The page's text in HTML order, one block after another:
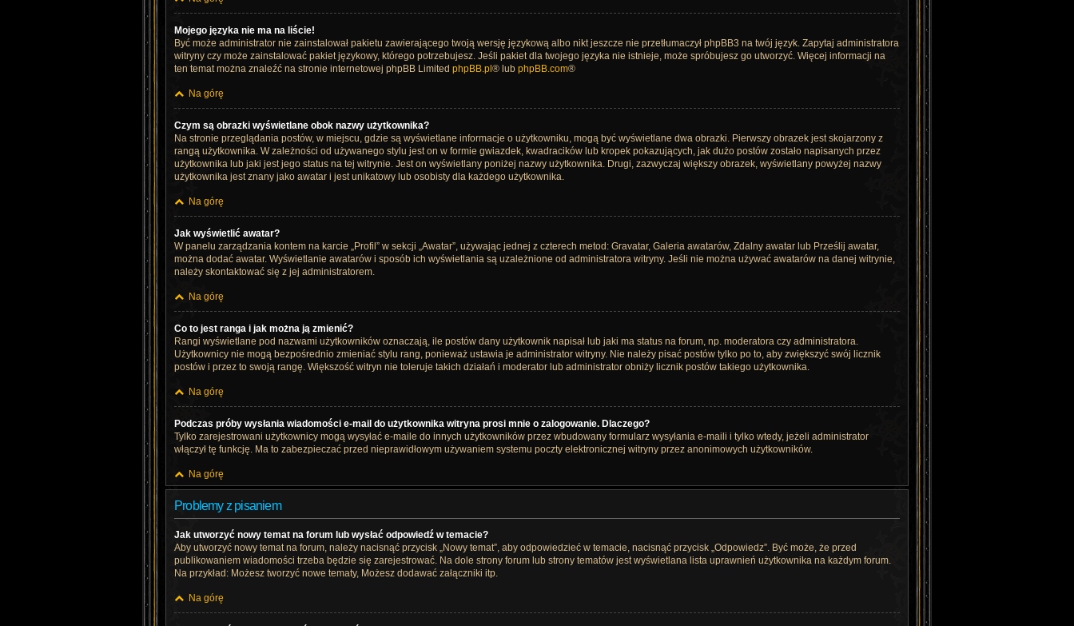
Mojego języka nie ma na liście!
Być może administrator nie zainstalował pakietu zawierającego twoją wersję językową albo nikt jeszcze nie przetłumaczył phpBB3 na twój język. Zapytaj administratora
witryny czy może zainstalować pakiet językowy, którego potrzebujesz. Jeśli pakiet dla twojego języka nie istnieje, może spróbujesz go utworzyć. Więcej informacji na
ten temat można znaleźć na stronie internetowej phpBB Limited phpBB.pl ® lub phpBB.com®
Na górę
Czym są obrazki wyświetlane obok nazwy użytkownika?
Na stronie przeglądania postów, w miejscu, gdzie są wyświetlane informacje o użytkowniku, mogą być wyświetlane dwa obrazki. Pierwszy obrazek jest skojarzony z
rangą użytkownika. W zależności od używanego stylu jest on w formie gwiazdek, kwadracików lub kropek pokazujących, jak dużo postów zostało napisanych przez
użytkownika lub jaki jest jego status na tej witrynie. Jest on wyświetlany poniżej nazwy użytkownika. Drugi, zazwyczaj większy obrazek, wyświetlany powyżej nazwy
użytkownika jest znany jako awatar i jest unikatowy lub osobisty dla każdego użytkownika.
Na górę
Jak wyświetlić awatar?
W panelu zarządzania kontem na karcie „Profil” w sekcji „Awatar”, używając jednej z czterech metod: Gravatar, Galeria awatarów, Zdalny awatar lub Prześlij awatar,
można dodać awatar. Wyświetlanie awatarów i sposób ich wyświetlania są uzależnione od administratora witryny. Jeśli nie można używać awatarów na danej witrynie,
należy skontaktować się z jej administratorem.
Na górę
Co to jest ranga i jak można ją zmienić?
Rangi wyświetlane pod nazwami użytkowników oznaczają, ile postów dany użytkownik napisał lub jaki ma status na forum, np. moderatora czy administratora.
Użytkownicy nie mogą bezpośrednio zmieniać stylu rang, ponieważ ustawia je administrator witryny. Nie należy pisać postów tylko po to, aby zwiększyć swój licznik
postów i przez to swoją rangę. Większość witryn nie toleruje takich działań i moderator lub administrator obniży licznik postów takiego użytkownika.
Na górę
Podczas próby wysłania wiadomości e-mail do użytkownika witryna prosi mnie o zalogowanie. Dlaczego?
Tylko zarejestrowani użytkownicy mogą wysyłać e-maile do innych użytkowników przez wbudowany formularz wysyłania e-maili i tylko wtedy, jeżeli administrator
włączył tę funkcję. Ma to zabezpieczać przed nieprawidłowym używaniem systemu poczty elektronicznej witryny przez anonimowych użytkowników.
Na górę
Problemy z pisaniem
Jak utworzyć nowy temat na forum lub wysłać odpowiedź w temacie?
Aby utworzyć nowy temat na forum, należy nacisnąć przycisk „Nowy temat”, aby odpowiedzieć w temacie, nacisnąć przycisk „Odpowiedz”. Być może, że przed
publikowaniem wiadomości trzeba będzie się zarejestrować. Na dole strony forum lub strony tematów jest wyświetlana lista uprawnień użytkownika na każdym forum.
Na przykład: Możesz tworzyć nowe tematy, Możesz dodawać załączniki itp.
Na górę